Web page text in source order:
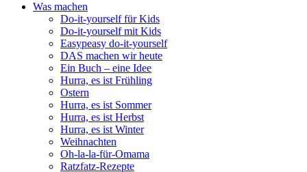
Was machen
Do-it-yourself für Kids
Do-it-yourself mit Kids
Easypeasy do-it-yourself
DAS machen wir heute
Ein Buch – eine Idee
Hurra, es ist Frühling
Ostern
Hurra, es ist Sommer
Hurra, es ist Herbst
Hurra, es ist Winter
Weihnachten
Oh-la-la-für-Omama
Ratzfatz-Rezepte